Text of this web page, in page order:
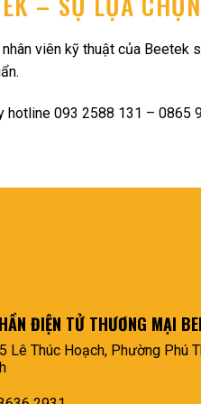
viên kỹ thuật của Beetek
hotline 093 2588 131 – 0865
ĐIỆN TỬ THƯƠNG MẠI
Thúc Hoạch, Phường Phú